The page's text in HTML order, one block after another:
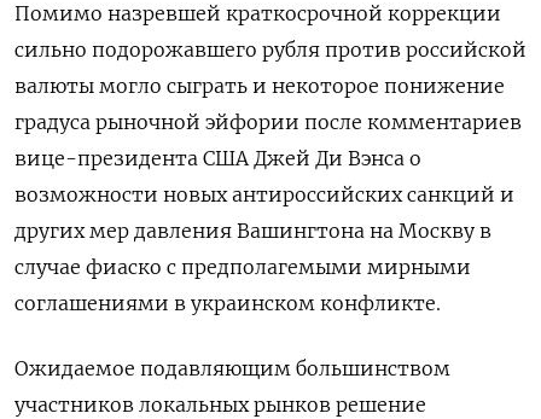
Помимо назревшей краткосрочной коррекции
сильно подорожавшего рубля против российской
валюты могло сыграть и некоторое понижение
градуса рыночной эйфории после комментариев
вице-президента США Джей Ди Вэнса о
возможности новых антироссийских санкций и
других мер давления Вашингтона на Москву в
случае фиаско с предполагемыми мирными
соглашениями в украинском конфликте.
Ожидаемое подавляющим большинством
участников локальных рынков решение